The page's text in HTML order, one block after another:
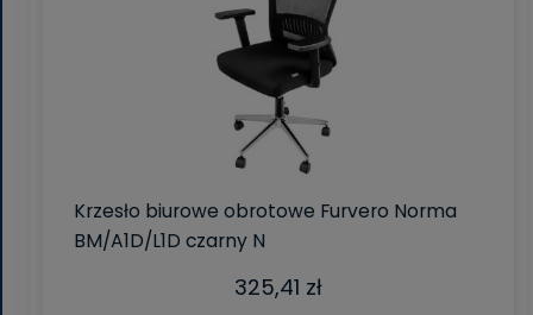
Krzesło biurowe obrotowe Furvero Norma
BM/A1D/L1D czarny N
325,41 zł